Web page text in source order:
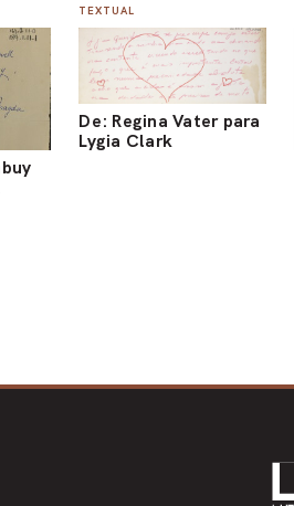
TEXTUAL
De: Regina Vater para
Lygia Clark